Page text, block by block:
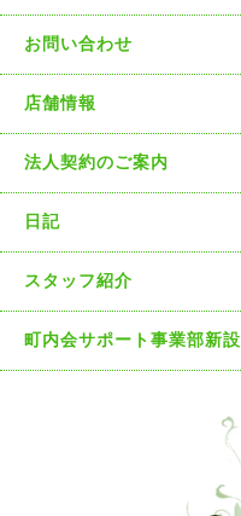
お問い合わせ
店舗情報
法人契約のご案内
日記
スタッフ紹介
町内会サポート事業部新設